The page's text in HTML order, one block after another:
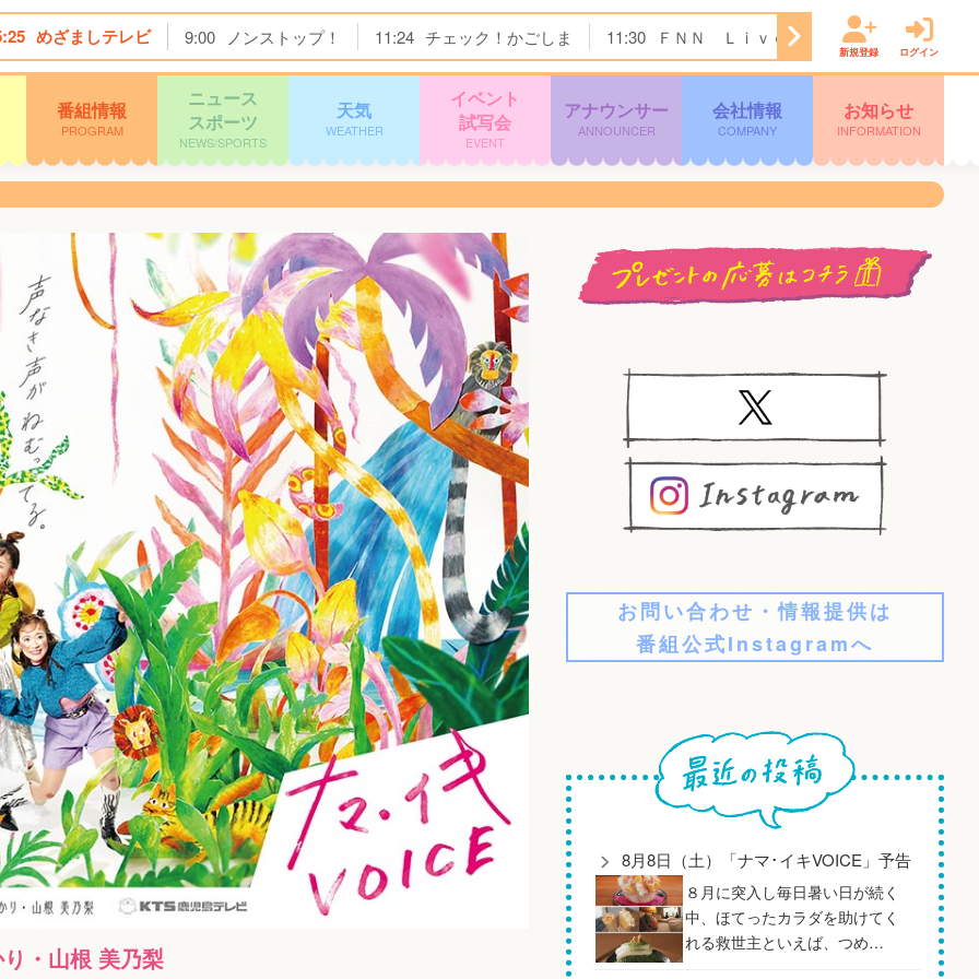
めざましテレビ 9:00 ノンストップ！ 11:24 チェック！かごしま 11:30 ＦＮＮ Ｌｉｖｅ Ｎｅｗｓ ｄａｙｓ
新規登録 ログイン
番組情報
PROGRAM
ニュース
スポーツ
NEWS/SPORTS
天気
WEATHER
イベント
試写会
EVENT
アナウンサー
ANNOUNCER
会社情報
COMPANY
お知らせ
INFORMATION
・山根 美乃梨
お問い合わせ・情報提供は
番組公式Instagramへ
8月8日（土）「ナマ･イキVOICE」予告
８月に突入し毎日暑い日が続く
中、ほてったカラダを助けてく
れる救世主といえば、つめ…